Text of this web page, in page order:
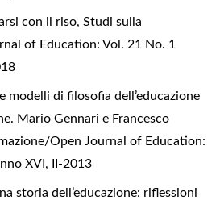
con il riso, Studi sulla
of Education: Vol. 21 No. 1
modelli di filosofia dell’educazione
Mario Gennari e Francesco
Open Journal of Education:
XVI, II-2013
storia dell’educazione: riflessioni